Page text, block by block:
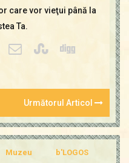
care vor vieţui până la
Ta.
Următorul Articol
Muzeu
b'LOGOS